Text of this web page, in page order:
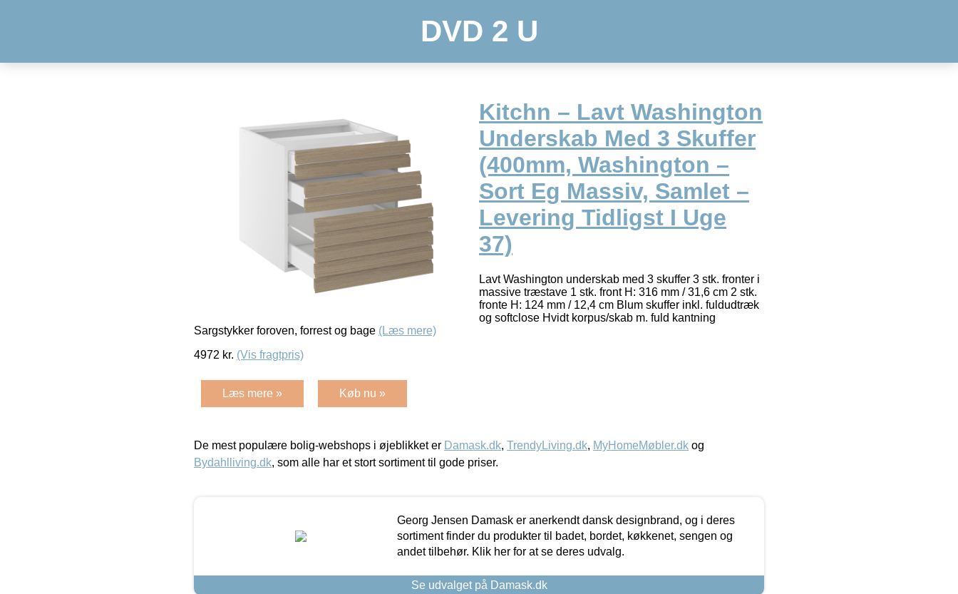
DVD 2 U
Kitchn – Lavt Washington
Underskab Med 3 Skuffer
(400mm, Washington –
Sort Eg Massiv, Samlet –
Levering Tidligst I Uge
37)
Lavt Washington underskab med 3 skuffer 3 stk. fronter i
massive træstave 1 stk. front H: 316 mm / 31,6 cm 2 stk.
fronte H: 124 mm / 12,4 cm Blum skuffer inkl. fuldudtræk
og softclose Hvidt korpus/skab m. fuld kantning
Sargstykker foroven, forrest og bage (Læs mere)
4972 kr. (Vis fragtpris)
Læs mere » Køb nu »
De mest populære bolig-webshops i øjeblikket er Damask.dk, TrendyLiving.dk, MyHomeMøbler.dk og
Bydahlliving.dk, som alle har et stort sortiment til gode priser.
Georg Jensen Damask er anerkendt dansk designbrand, og i deres
sortiment finder du produkter til badet, bordet, køkkenet, sengen og
andet tilbehør. Klik her for at se deres udvalg.
Se udvalget på Damask.dk